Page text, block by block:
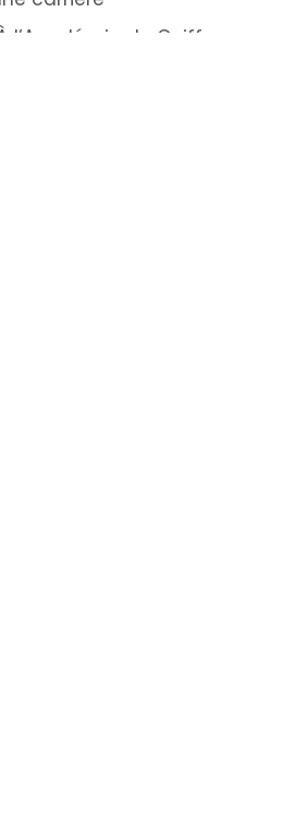
l’Académie de Coiffure